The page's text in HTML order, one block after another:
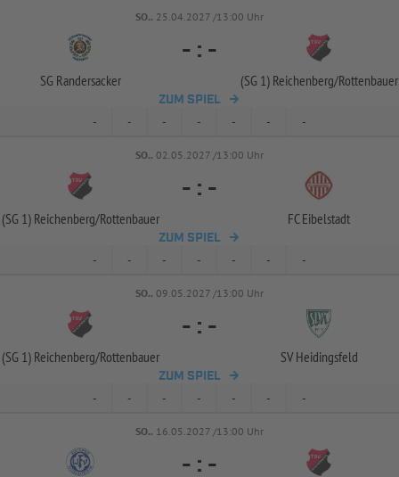
SO.. 25.04.2027 /13:00 Uhr
SG Randersacker
- : -
(SG 1) Reichenberg/Rottenbauer
ZUM SPIEL
- - - - - - -
SO.. 02.05.2027 /13:00 Uhr
(SG 1) Reichenberg/Rottenbauer
- : -
FC Eibelstadt
ZUM SPIEL
- - - - - - -
SO.. 09.05.2027 /13:00 Uhr
(SG 1) Reichenberg/Rottenbauer
- : -
SV Heidingsfeld
ZUM SPIEL
- - - - - - -
SO.. 16.05.2027 /13:00 Uhr
- : -